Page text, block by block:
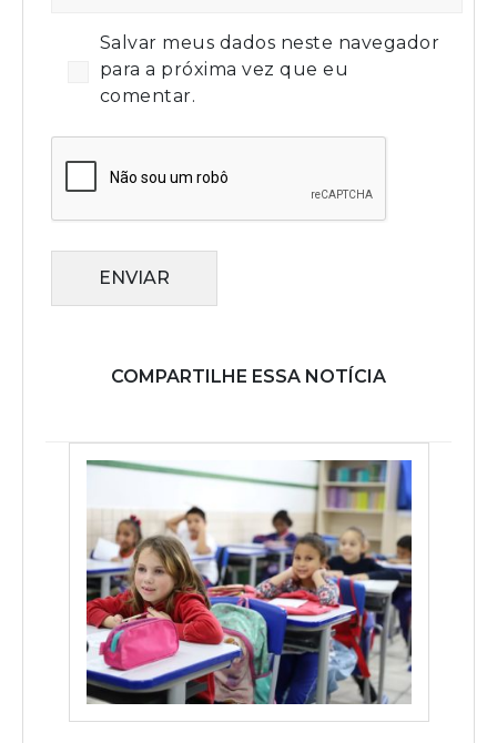
Salvar meus dados neste navegador
para a próxima vez que eu
comentar.
ENVIAR
COMPARTILHE ESSA NOTÍCIA